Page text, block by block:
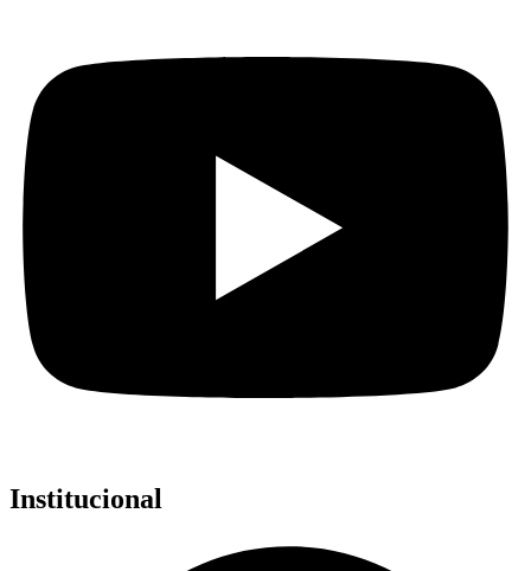
Institucional